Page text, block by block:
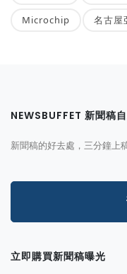
Microchip 名古屋
NEWSBUFFET 新聞稿
新聞稿的好去處，三分鐘上
立即購買新聞稿曝光